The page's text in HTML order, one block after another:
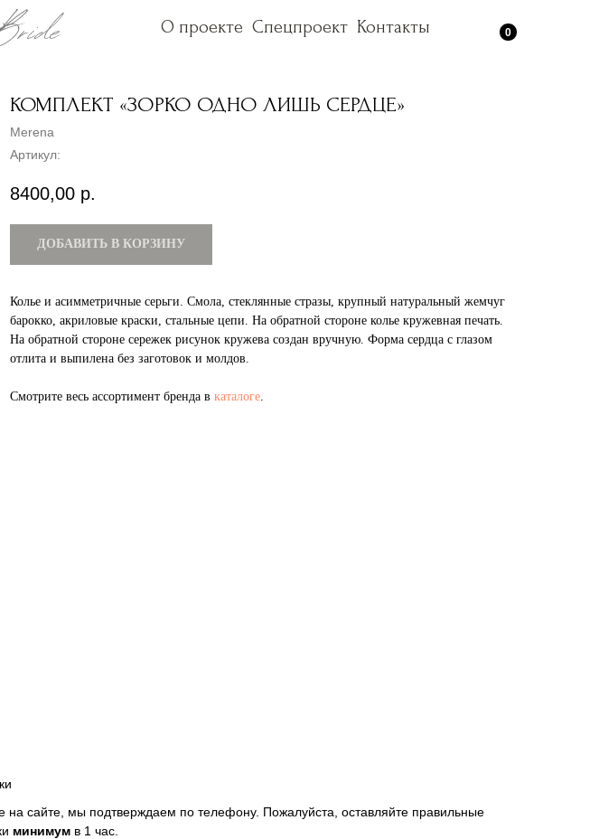
0
О проекте Спецпроект Контакты
О проекте Спецпроект Контакты
КОМПЛЕКТ «ЗОРКО ОДНО ЛИШЬ СЕРДЦЕ»
Merena
Артикул:
8400,00 р.
ДОБАВИТЬ В КОРЗИНУ
Колье и асимметричные серьги. Смола, стеклянные стразы, крупный натуральный жемчуг
барокко, акриловые краски, стальные цепи. На обратной стороне колье кружевная печать.
На обратной стороне сережек рисунок кружева создан вручную. Форма сердца с глазом
отлита и выпилена без заготовок и молдов.
Смотрите весь ассортимент бренда в каталоге.
сайте, мы подтверждаем по телефону. Пожалуйста, оставляйте правильные
минимум в 1 час.